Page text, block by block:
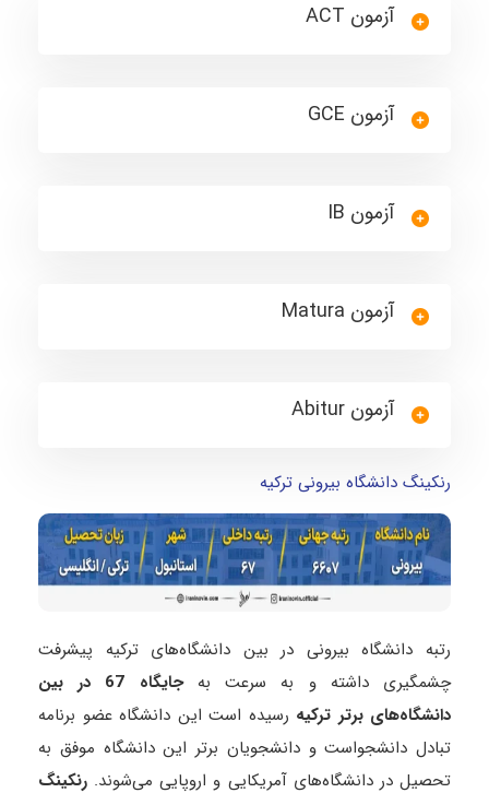
آزمون ACT
آزمون GCE
آزمون IB
آزمون Matura
آزمون Abitur
رنکینگ دانشگاه بیرونی ترکیه
رتبه دانشگاه بیرونی در بین دانشگاه‌های ترکیه پیشرفت
چشمگیری داشته و به سرعت به
جایگاه 67 در بین
دانشگاه‌های برتر ترکیه رسیده است این دانشگاه عضو برنامه
تبادل دانشجواست و دانشجویان برتر این دانشگاه موفق به
تحصیل در دانشگاه‌های آمریکایی و اروپایی می‌شوند. رنکینگ